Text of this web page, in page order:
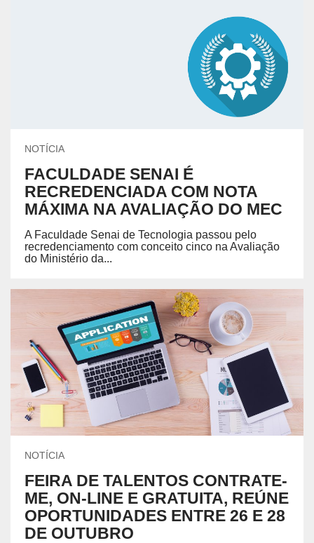
NOTÍCIA
FACULDADE SENAI É
RECREDENCIADA COM NOTA
MÁXIMA NA AVALIAÇÃO DO MEC
A Faculdade Senai de Tecnologia passou pelo
recredenciamento com conceito cinco na Avaliação
do Ministério da...
NOTÍCIA
FEIRA DE TALENTOS CONTRATE-
ME, ON-LINE E GRATUITA, REÚNE
OPORTUNIDADES ENTRE 26 E 28
DE OUTUBRO